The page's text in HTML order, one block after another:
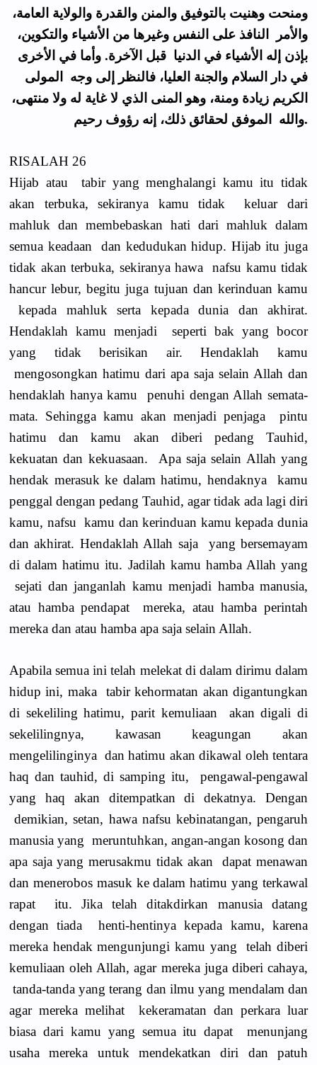
ومنحت وهنيت بالتوفيق والمنن والقدرة والولاية العامة،
والأمر النافذ على النفس وغيرها من الأشياء والتكوين،
بإذن إله الأشياء في الدنيا قبل الآخرة. وأما في الأخرى
في دار السلام والجنة العليا، فالنظر إلى وجه المولى
الكريم زيادة ومنة، وهو المنى الذي لا غاية له ولا منتهى،
والله الموفق لحقائق ذلك، إنه رؤوف رحيم.
RISALAH 26
Hijab atau tabir yang menghalangi kamu itu tidak
akan terbuka, sekiranya kamu tidak keluar dari
mahluk dan membebaskan hati dari mahluk dalam
semua keadaan dan kedudukan hidup. Hijab itu juga
tidak akan terbuka, sekiranya hawa nafsu kamu tidak
hancur lebur, begitu juga tujuan dan kerinduan kamu
kepada mahluk serta kepada dunia dan akhirat.
Hendaklah kamu menjadi seperti bak yang bocor
yang tidak berisikan air. Hendaklah kamu
mengosongkan hatimu dari apa saja selain Allah dan
hendaklah hanya kamu penuhi dengan Allah semata-
mata. Sehingga kamu akan menjadi penjaga pintu
hatimu dan kamu akan diberi pedang Tauhid,
kekuatan dan kekuasaan. Apa saja selain Allah yang
hendak merasuk ke dalam hatimu, hendaknya kamu
penggal dengan pedang Tauhid, agar tidak ada lagi diri
kamu, nafsu kamu dan kerinduan kamu kepada dunia
dan akhirat. Hendaklah Allah saja yang bersemayam
di dalam hatimu itu. Jadilah kamu hamba Allah yang
sejati dan janganlah kamu menjadi hamba manusia,
atau hamba pendapat mereka, atau hamba perintah
mereka dan atau hamba apa saja selain Allah.
Apabila semua ini telah melekat di dalam dirimu dalam
hidup ini, maka tabir kehormatan akan digantungkan
di sekeliling hatimu, parit kemuliaan akan digali di
sekelilingnya, kawasan keagungan akan
mengelilinginya dan hatimu akan dikawal oleh tentara
haq dan tauhid, di samping itu, pengawal-pengawal
yang haq akan ditempatkan di dekatnya. Dengan
demikian, setan, hawa nafsu kebinatangan, pengaruh
manusia yang meruntuhkan, angan-angan kosong dan
apa saja yang merusakmu tidak akan dapat menawan
dan menerobos masuk ke dalam hatimu yang terkawal
rapat itu. Jika telah ditakdirkan manusia datang
dengan tiada henti-hentinya kepada kamu, karena
mereka hendak mengunjungi kamu yang telah diberi
kemuliaan oleh Allah, agar mereka juga diberi cahaya,
tanda-tanda yang terang dan ilmu yang mendalam dan
agar mereka melihat kekeramatan dan perkara luar
biasa dari kamu yang semua itu dapat menunjang
usaha mereka untuk mendekatkan diri dan patuh